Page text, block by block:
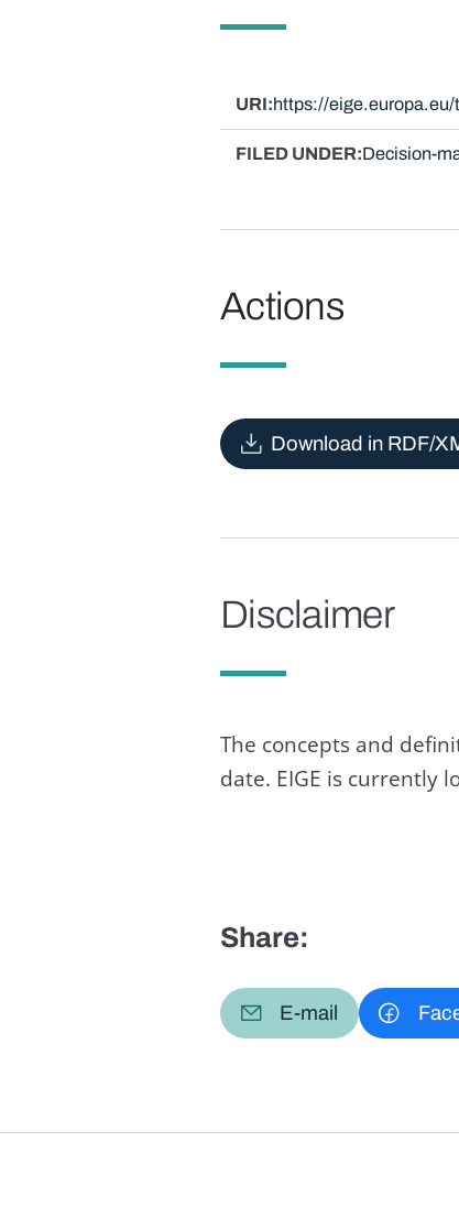
URI https://eige.europa.eu/
FILED UNDER Decision-
Actions
Download in RDF/
Disclaimer
The concepts and
date. EIGE is currently
Share:
E-mail